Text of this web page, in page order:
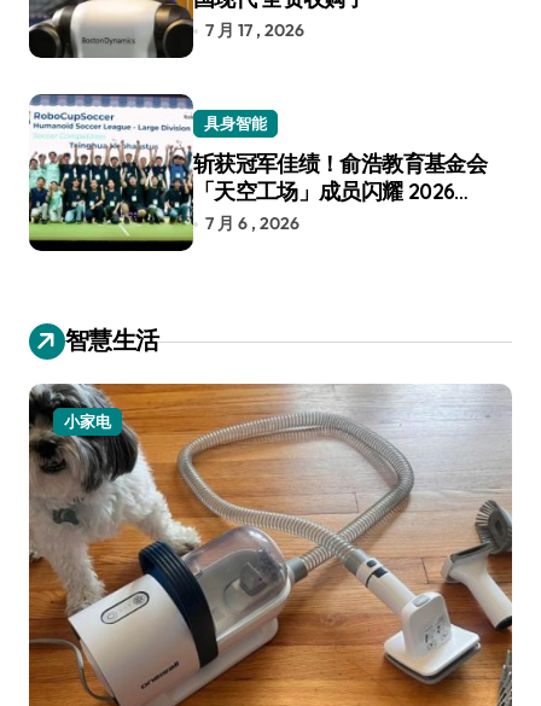
7 月 17 , 2026
具身智能
斩获冠军佳绩！俞浩教育基金会
「天空工场」成员闪耀 2026
RoboCup 机器人世界杯
7 月 6 , 2026
智慧生活
小家电